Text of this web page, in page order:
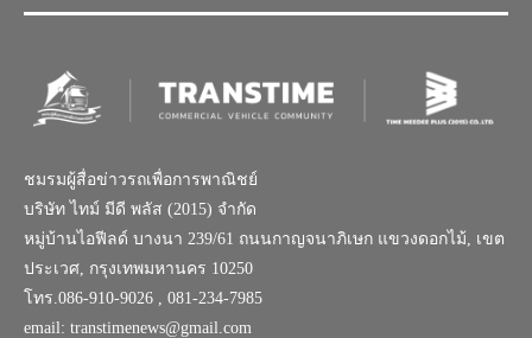
ชมรมผู้สื่อข่าวรถเพื่อการพาณิชย์
บริษัท ไทม์ มีดี พลัส (2015) จำกัด
หมู่บ้านไอฟีลด์ บางนา 239/61 ถนนกาญจนาภิเษก แขวงดอกไม้, เขต
ประเวศ, กรุงเทพมหานคร 10250
โทร.086-910-9026 , 081-234-7985
email: transtimenews@gmail.com